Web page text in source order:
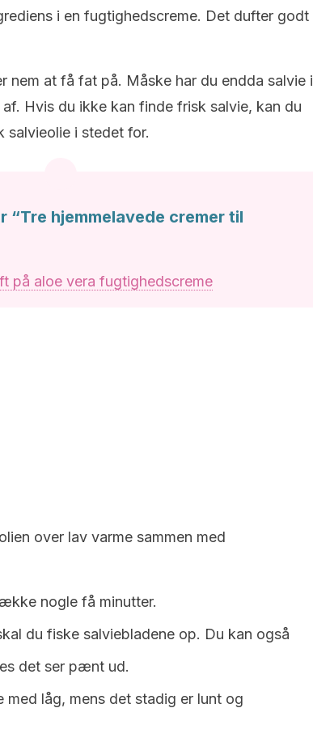
i en fugtighedscreme. Det dufter godt
nem at få fat på. Måske har du endda salvie i
Hvis du ikke kan finde frisk salvie, kan du
i stedet for.
hjemmelavede cremer til
på aloe vera fugtighedscreme
over lav varme sammen med
nogle få minutter.
du fiske salviebladene op. Du kan også
det ser pænt ud.
låg, mens det stadig er lunt og